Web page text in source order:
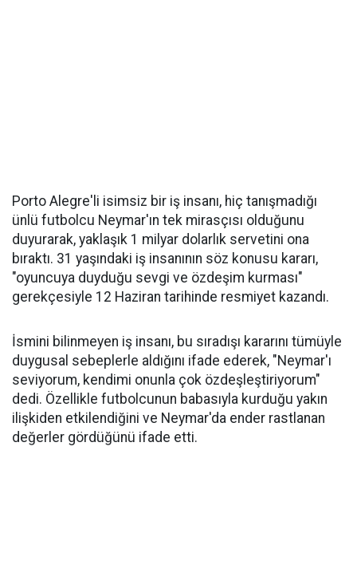
Porto Alegre'li isimsiz bir iş insanı, hiç tanışmadığı
ünlü futbolcu Neymar'ın tek mirasçısı olduğunu
duyurarak, yaklaşık 1 milyar dolarlık servetini ona
bıraktı. 31 yaşındaki iş insanının söz konusu kararı,
"oyuncuya duyduğu sevgi ve özdeşim kurması"
gerekçesiyle 12 Haziran tarihinde resmiyet kazandı.
İsmini bilinmeyen iş insanı, bu sıradışı kararını tümüyle
duygusal sebeplerle aldığını ifade ederek, "Neymar'ı
seviyorum, kendimi onunla çok özdeşleştiriyorum"
dedi. Özellikle futbolcunun babasıyla kurduğu yakın
ilişkiden etkilendiğini ve Neymar'da ender rastlanan
değerler gördüğünü ifade etti.